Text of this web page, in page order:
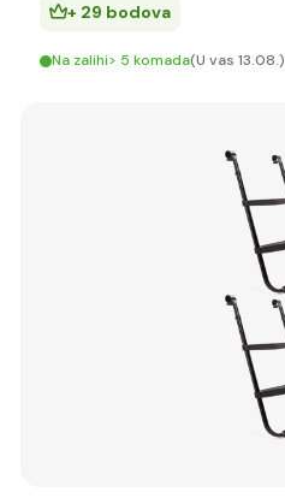
+ 29 bodova
Na zalihi> 5 komada(U vas 13.08.)